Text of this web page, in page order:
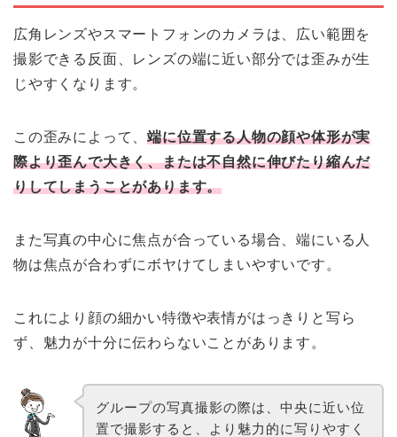
広角レンズやスマートフォンのカメラは、広い範囲を
撮影できる反面、レンズの端に近い部分では歪みが生
じやすくなります。
この歪みによって、端に位置する人物の顔や体形が実
際より歪んで大きく、または不自然に伸びたり縮んだ
りしてしまうことがあります。
また写真の中心に焦点が合っている場合、端にいる人
物は焦点が合わずにボヤけてしまいやすいです。
これにより顔の細かい特徴や表情がはっきりと写ら
ず、魅力が十分に伝わらないことがあります。
グループの写真撮影の際は、中央に近い位
置で撮影すると、より魅力的に写りやすく